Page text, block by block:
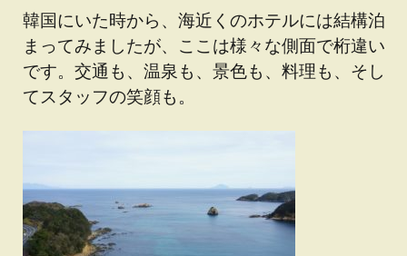
韓国にいた時から、海近くのホテルには結構泊
まってみましたが、ここは様々な側面で桁違い
です。交通も、温泉も、景色も、料理も、そし
てスタッフの笑顔も。